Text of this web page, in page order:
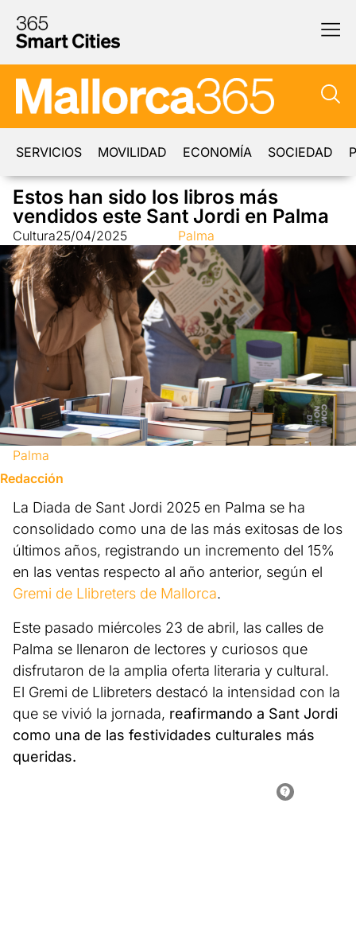
SERVICIOS MOVILIDAD ECONOMÍA SOCIEDAD
Estos han sido los libros más
vendidos este Sant Jordi en Palma
Cultura25/04/2025 Palma
Palma
Redacción
La Diada de Sant Jordi 2025 en Palma se ha
consolidado como una de las más exitosas de los
últimos años, registrando un incremento del 15%
en las ventas respecto al año anterior, según el
Gremi de Llibreters de Mallorca.
Este pasado miércoles 23 de abril, las calles de
Palma se llenaron de lectores y curiosos que
disfrutaron de la amplia oferta literaria y cultural.
El Gremi de Llibreters destacó la intensidad con la
que se vivió la jornada, reafirmando a Sant Jordi
como una de las festividades culturales más
queridas.